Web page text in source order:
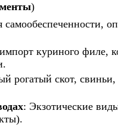
)
куриного филе,
рогатый скот, свиньи,
: Экзотические